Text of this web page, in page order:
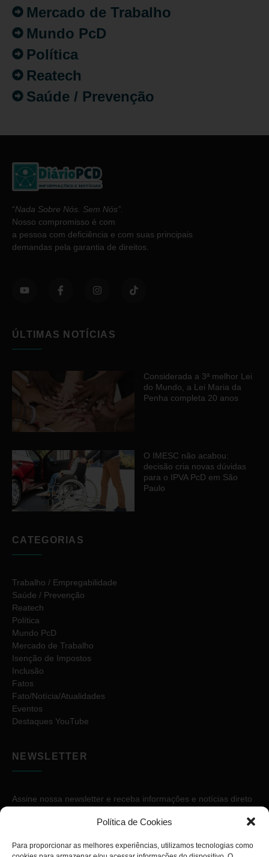
Política de Cookies
Para proporcionar as melhores experiências, utilizamos tecnologias como
Mercado de Trabalho
Mundo PcD
Política
Reatech
Saúde / Prevenção
“Nada Sobre Nós. Sem Nós”
Nosso compromisso é com
a pessoa com deficiência e com suas principais
demandas pela garantia de direitos.
ÚLTIMAS NOTÍCIAS
Considerada a 3ª melhor Lei
do Mundo, a Lei Maria da
Penha completa 20 anos
O IMESC não acabou:
decisão cria novas dúvidas
para o IPVA PcD em São
Paulo
CATEGORIAS
Trabalho / Empregabilidade
Saúde / Prevenção
Reatech
Política
Mundo PcD
Mercado de Trabalho
Isenção de Impostos
Inclusão
Fatos
Fato/Notícia/Atualidades
Eventos
Destaques YouTube
NEWSLETTER
Assine nossa newsletter e receba informações e notícias direto